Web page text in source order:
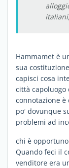
Hammamet è
sua
capisci cosa
città
connotazione
po' dovunque
problemi ad
chi è
Quando feci il
venditore era